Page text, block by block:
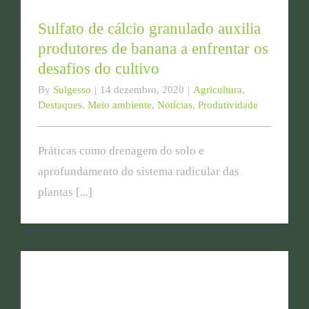
Sulfato de cálcio granulado auxilia
produtores de banana a enfrentar os
desafios do cultivo
By Sulgesso | 14 dezembro, 2020 | Agricultura,
Destaques, Meio ambiente, Notícias, Produtividade
Práticas como drenagem do solo e
aprofundamento do sistema radicular das
plantas [...]